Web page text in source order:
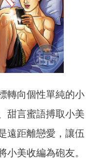
轉向個性單純的小
甜言蜜語搏取小美
遠距離戀愛，讓伍
小美收編為砲友。